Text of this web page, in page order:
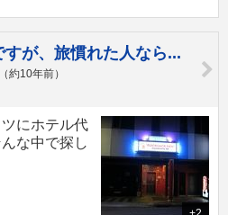
が、旅慣れた人なら...
約10年前）
にホテル代
な中で探し